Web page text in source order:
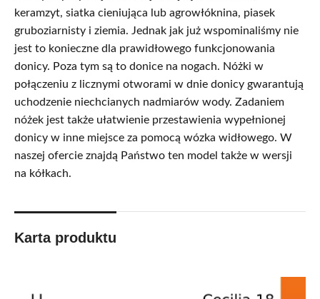
keramzyt, siatka cieniująca lub agrowłóknina, piasek
gruboziarnisty i ziemia. Jednak jak już wspominaliśmy nie
jest to konieczne dla prawidłowego funkcjonowania
donicy. Poza tym są to donice na nogach. Nóżki w
połączeniu z licznymi otworami w dnie donicy gwarantują
uchodzenie niechcianych nadmiarów wody. Zadaniem
nóżek jest także ułatwienie przestawienia wypełnionej
donicy w inne miejsce za pomocą wózka widłowego. W
naszej ofercie znajdą Państwo ten model także w wersji
na kółkach.
Karta produktu